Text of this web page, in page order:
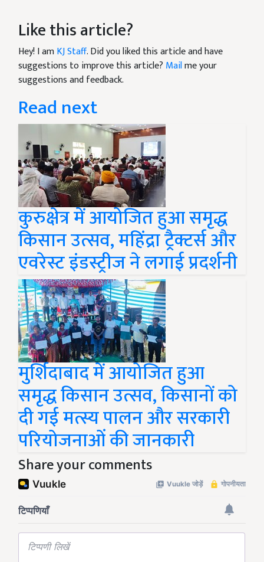
Like this article?
Hey! I amKJ Staff. Did you liked this article and have
suggestions to improve this article? Mailme your
suggestions and feedback.
Read next
कुरुक्षेत्र में आयोजित हुआ समृद्ध
किसान उत्सव, महिंद्रा ट्रैक्टर्स और
एवरेस्ट इंडस्ट्रीज ने लगाई प्रदर्शनी
मुर्शिदाबाद में आयोजित हुआ
समृद्ध किसान उत्सव, किसानों को
दी गई मत्स्य पालन और सरकारी
परियोजनाओं की जानकारी
Share your comments